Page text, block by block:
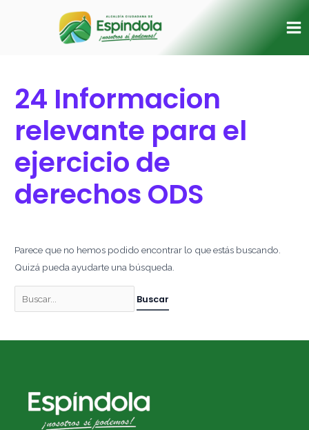
24 Informacion
relevante para el
ejercicio de
derechos ODS
Parece que no hemos podido encontrar lo que estás buscando.
Quizá pueda ayudarte una búsqueda.